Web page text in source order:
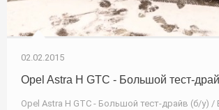
02.02.2015
Opel Astra H GTC - Большой тест-
Opel Astra H GTC - Большой тест-драйв (б/у) /